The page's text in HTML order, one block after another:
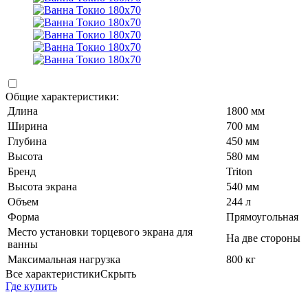
Общие характеристики:
Длина
1800 мм
Ширина
700 мм
Глубина
450 мм
Высота
580 мм
Бренд
Triton
Высота экрана
540 мм
Объем
244 л
Форма
Прямоугольная
Место установки торцевого экрана для
ванны
На две стороны
Максимальная нагрузка
800 кг
Все характеристикиСкрыть
Где купить